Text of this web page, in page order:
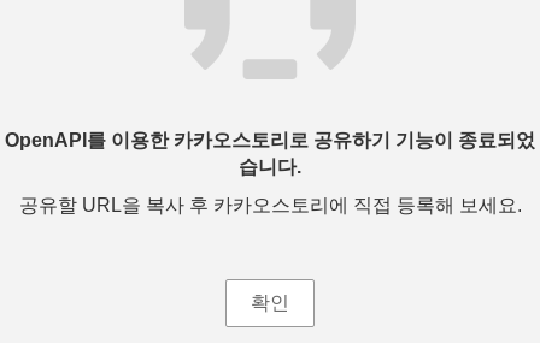
OpenAPI를 이용한 카카오스토리로 공유하기 기능이 종료되었
습니다.
공유할 URL을 복사 후 카카오스토리에 직접 등록해 보세요.
확인